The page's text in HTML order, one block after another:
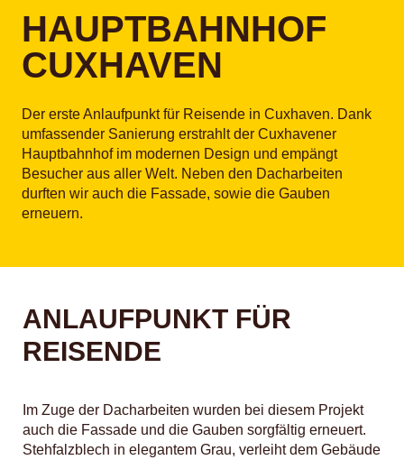
HAUPTBAHNHOF
CUXHAVEN
Der erste Anlaufpunkt für Reisende in Cuxhaven. Dank
umfassender Sanierung erstrahlt der Cuxhavener
Hauptbahnhof im modernen Design und empängt
Besucher aus aller Welt. Neben den Dacharbeiten
durften wir auch die Fassade, sowie die Gauben
erneuern.
ANLAUFPUNKT FÜR
REISENDE
Im Zuge der Dacharbeiten wurden bei diesem Projekt
auch die Fassade und die Gauben sorgfältig erneuert.
Stehfalzblech in elegantem Grau, verleiht dem Gebäude